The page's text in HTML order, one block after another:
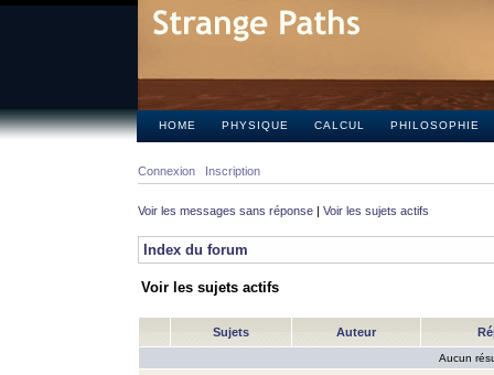
HOME PHYSIQUE CALCUL PHILOSOPHIE
Connexion Inscription
Voir les messages sans réponse | Voir les sujets actifs
Index du forum
Voir les sujets actifs
Sujets Auteur
Aucun